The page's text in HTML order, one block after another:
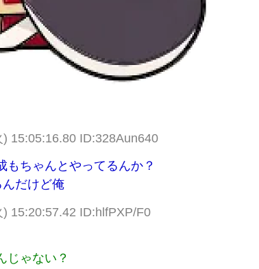
15:05:16.80 ID:328Aun640
もちゃんとやってるんか？
だけど俺
15:20:57.42 ID:hlfPXP/F0
じゃない？